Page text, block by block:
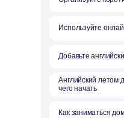
Английский онлайн
учитывать
Как заниматься дома
Английский летом для
Добавьте английский в